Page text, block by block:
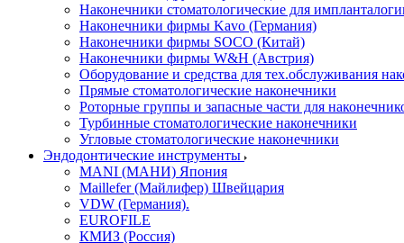
Наконечники стоматологические для
Наконечники фирмы Kavo (Германия)
Наконечники фирмы SOCO (Китай)
Наконечники фирмы W&H (Австрия)
Оборудование и средства для тех.обслуживания
Прямые стоматологические наконечники
Роторные группы и запасные части для
Турбинные стоматологические наконечники
Угловые стоматологические наконечники
Эндодонтические инструменты
MANI (МАНИ) Япония
Maillefer (Майлифер) Швейцария
VDW (Германия).
EUROFILE
КМИЗ (Россия)